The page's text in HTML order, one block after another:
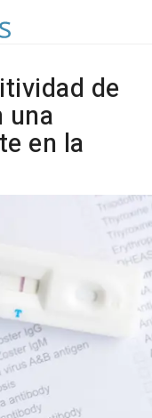
de
una
en la